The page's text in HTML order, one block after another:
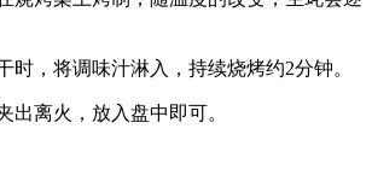
时，将调味汁淋入，持续烧烤约2分钟。
出离火，放入盘中即可。